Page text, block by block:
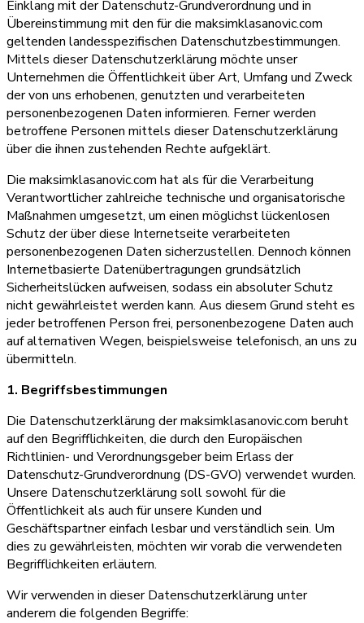
Einklang mit der Datenschutz-Grundverordnung und in
Übereinstimmung mit den für die maksimklasanovic.com
geltenden landesspezifischen Datenschutzbestimmungen.
Mittels dieser Datenschutzerklärung möchte unser
Unternehmen die Öffentlichkeit über Art, Umfang und Zweck
der von uns erhobenen, genutzten und verarbeiteten
personenbezogenen Daten informieren. Ferner werden
betroffene Personen mittels dieser Datenschutzerklärung
über die ihnen zustehenden Rechte aufgeklärt.
Die maksimklasanovic.com hat als für die Verarbeitung
Verantwortlicher zahlreiche technische und organisatorische
Maßnahmen umgesetzt, um einen möglichst lückenlosen
Schutz der über diese Internetseite verarbeiteten
personenbezogenen Daten sicherzustellen. Dennoch können
Internetbasierte Datenübertragungen grundsätzlich
Sicherheitslücken aufweisen, sodass ein absoluter Schutz
nicht gewährleistet werden kann. Aus diesem Grund steht es
jeder betroffenen Person frei, personenbezogene Daten auch
auf alternativen Wegen, beispielsweise telefonisch, an uns zu
übermitteln.
1. Begriffsbestimmungen
Die Datenschutzerklärung der maksimklasanovic.com beruht
auf den Begrifflichkeiten, die durch den Europäischen
Richtlinien- und Verordnungsgeber beim Erlass der
Datenschutz-Grundverordnung (DS-GVO) verwendet wurden.
Unsere Datenschutzerklärung soll sowohl für die
Öffentlichkeit als auch für unsere Kunden und
Geschäftspartner einfach lesbar und verständlich sein. Um
dies zu gewährleisten, möchten wir vorab die verwendeten
Begrifflichkeiten erläutern.
Wir verwenden in dieser Datenschutzerklärung unter
anderem die folgenden Begriffe: